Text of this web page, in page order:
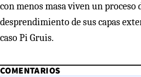
con menos masa viven un proceso
desprendimiento de sus capas
caso Pi Gruis.
COMENTARIOS